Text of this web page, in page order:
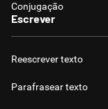
Conjugação
Escrever
Reescrever texto
Parafrasear texto